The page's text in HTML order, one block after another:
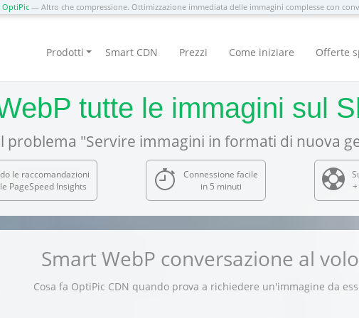
OptiPic — Altro che compressione. Ottimizzazione immediata delle immagini complesse con
Prodotti Smart CDN Prezzi Come iniziare Offerte
tutte le immagini sul
problema "Servire immagini in formati di nuova
le raccomandazioni
PageSpeed Insights
Connessione facile
in 5 minuti
Smart WebP conversazione al volo
Cosa fa OptiPic CDN quando prova a richiedere un'immagine da